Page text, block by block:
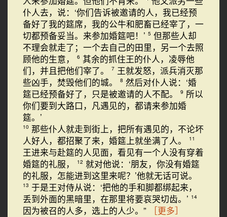
仆人去，说：‘你们告诉被邀请的人，我已经预
备好了我的筵席，我的公牛和肥畜已经宰了，一
切都预备妥当。来参加婚筵吧！’ 5 但那些人却
不理会就走了；一个去自己的田里，另一个去照
顾他的生意，
6 其余的抓住王的仆人，凌辱他
们，并且把他们宰了。
7 王就发怒，派兵消灭那
些凶手，焚毁他们的城。
8 然后对仆人说：‘婚
筵已经预备好了，只是被邀请的人不配。
9 所以
你们要到大路口，凡遇见的，都请来参加婚
筵。’
10 那些仆人就走到街上，把所有遇见的，不论坏
人好人，都招聚了来，婚筵上就坐满了人。
11
王进来与赴筵的人见面，看见有一个人没有穿着
婚筵的礼服，
12 就对他说：‘朋友，你没有婚筵
的礼服，怎能进到这里来呢？’他就无话可说。
13 于是王对侍从说：‘把他的手和脚都绑起来，
丢到外面的黑暗里，在那里将要哀哭切齿。’ 14
因为被召的人多，选上的人少。” ［更多］